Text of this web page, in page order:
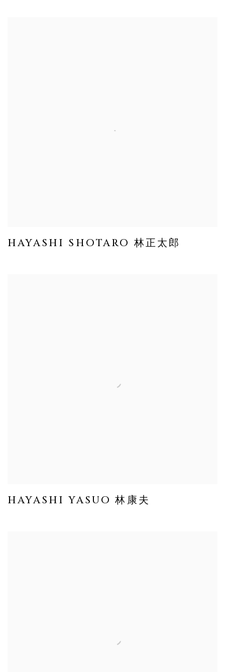
HAYASHI SHOTARO 林正太郎
HAYASHI YASUO 林康夫